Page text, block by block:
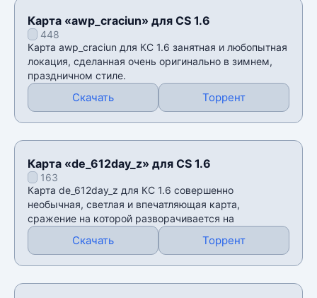
Карта «awp_craciun» для CS 1.6
448
Карта awp_craciun для КС 1.6 занятная и любопытная
локация, сделанная очень оригинально в зимнем,
праздничном стиле.
Скачать Торрент
Карта «de_612day_z» для CS 1.6
163
Карта de_612day_z для КС 1.6 совершенно
необычная, светлая и впечатляющая карта,
сражение на которой разворачивается на
Скачать Торрент